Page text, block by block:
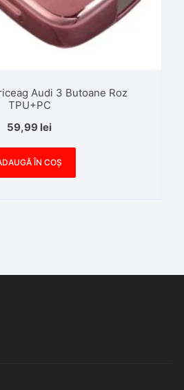
Audi 3 Butoane Roz
TPU+PC
59,99 lei
ÎN COȘ